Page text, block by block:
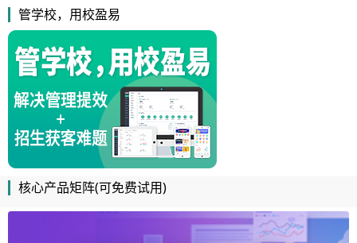
管学校，用校盈易
核心产品矩阵(可免费试用)